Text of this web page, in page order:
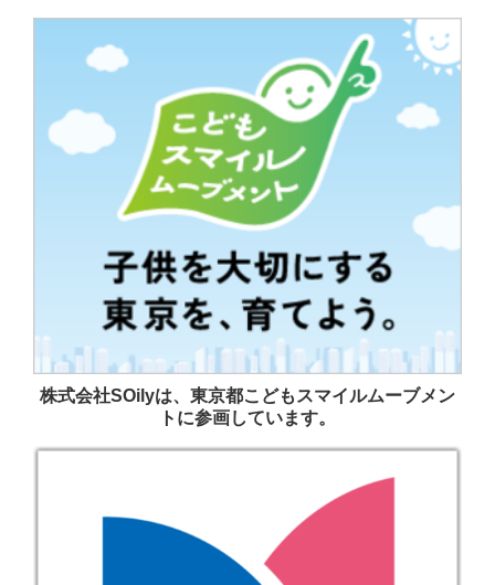
株式会社SOilyは、東京都こどもスマイルムーブメン
トに参画しています。